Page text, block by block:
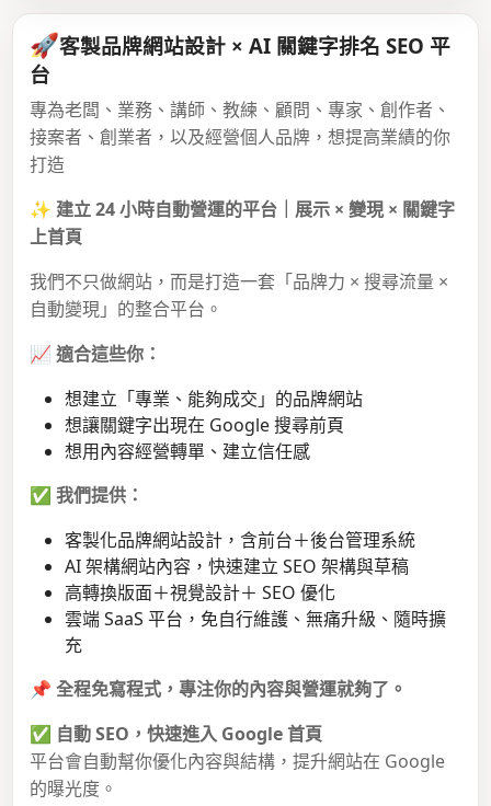
🚀客製品牌網站設計 × AI 關鍵字排名 SEO 平
台
專為老闆、業務、講師、教練、顧問、專家、創作者、
接案者、創業者，以及經營個人品牌，想提高業績的你
打造
✨ 建立 24 小時自動營運的平台｜展示 × 變現 × 關鍵字
上首頁
我們不只做網站，而是打造一套「品牌力 × 搜尋流量 ×
自動變現」的整合平台。
📈 適合這些你：
想建立「專業、能夠成交」的品牌網站
想讓關鍵字出現在 Google 搜尋前頁
想用內容經營轉單、建立信任感
✅ 我們提供：
客製化品牌網站設計，含前台＋後台管理系統
AI 架構網站內容，快速建立 SEO 架構與草稿
高轉換版面＋視覺設計＋ SEO 優化
雲端 SaaS 平台，免自行維護、無痛升級、隨時擴
充
📌 全程免寫程式，專注你的內容與營運就夠了。
✅ 自動 SEO，快速進入 Google 首頁
平台會自動幫你優化內容與結構，提升網站在 Google
的曝光度。